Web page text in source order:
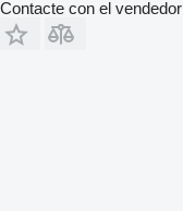
Contacte con el vendedor